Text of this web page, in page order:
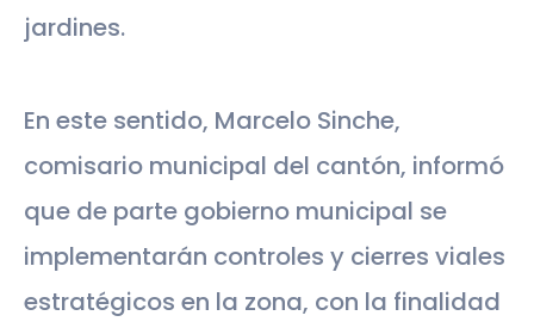
jardines.
En este sentido, Marcelo Sinche,
comisario municipal del cantón, informó
que de parte gobierno municipal se
implementarán controles y cierres viales
estratégicos en la zona, con la finalidad